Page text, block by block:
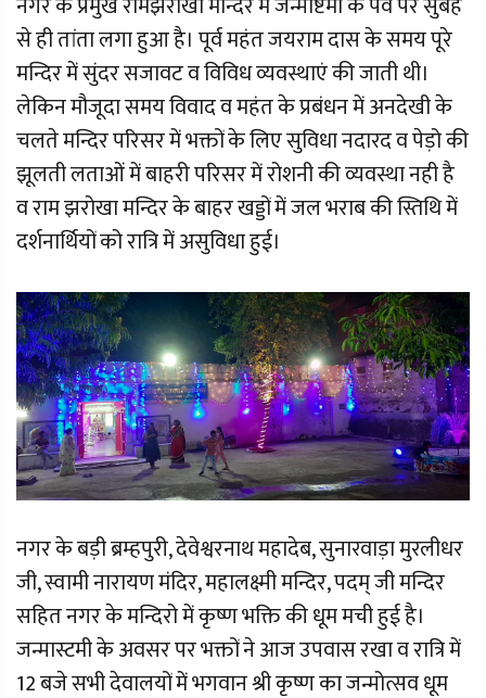
से ही तांता लगा हुआ है। पूर्व महंत जयराम दास के समय पूरे
मन्दिर में सुंदर सजावट व विविध व्यवस्थाएं की जाती थी।
लेकिन मौजूदा समय विवाद व महंत के प्रबंधन में अनदेखी के
चलते मन्दिर परिसर में भक्तों के लिए सुविधा नदारद व पेड़ो की
झूलती लताओं में बाहरी परिसर में रोशनी की व्यवस्था नही है
व राम झरोखा मन्दिर के बाहर खड्डों में जल भराब की स्तिथि में
दर्शनार्थियों को रात्रि में असुविधा हुई।
नगर के बड़ी ब्रम्हपुरी, देवेश्वरनाथ महादेब, सुनारवाड़ा मुरलीधर
जी, स्वामी नारायण मंदिर, महालक्ष्मी मन्दिर, पदम् जी मन्दिर
सहित नगर के मन्दिरो में कृष्ण भक्ति की धूम मची हुई है।
जन्मास्टमी के अवसर पर भक्तों ने आज उपवास रखा व रात्रि में
12 बजे सभी देवालयों में भगवान श्री कृष्ण का जन्मोत्सव धूम